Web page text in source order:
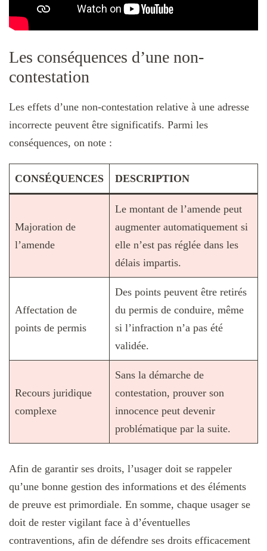
Les conséquences d’une non-
contestation
Les effets d’une non-contestation relative à une adresse
incorrecte peuvent être significatifs. Parmi les
conséquences, on note :
CONSÉQUENCES DESCRIPTION
Majoration de
l’amende
Le montant de l’amende peut
augmenter automatiquement si
elle n’est pas réglée dans les
délais impartis.
Affectation de
points de permis
Des points peuvent être retirés
du permis de conduire, même
si l’infraction n’a pas été
validée.
Recours juridique
complexe
Sans la démarche de
contestation, prouver son
innocence peut devenir
problématique par la suite.
Afin de garantir ses droits, l’usager doit se rappeler
qu’une bonne gestion des informations et des éléments
de preuve est primordiale. En somme, chaque usager se
doit de rester vigilant face à d’éventuelles
contraventions, afin de défendre ses droits efficacement